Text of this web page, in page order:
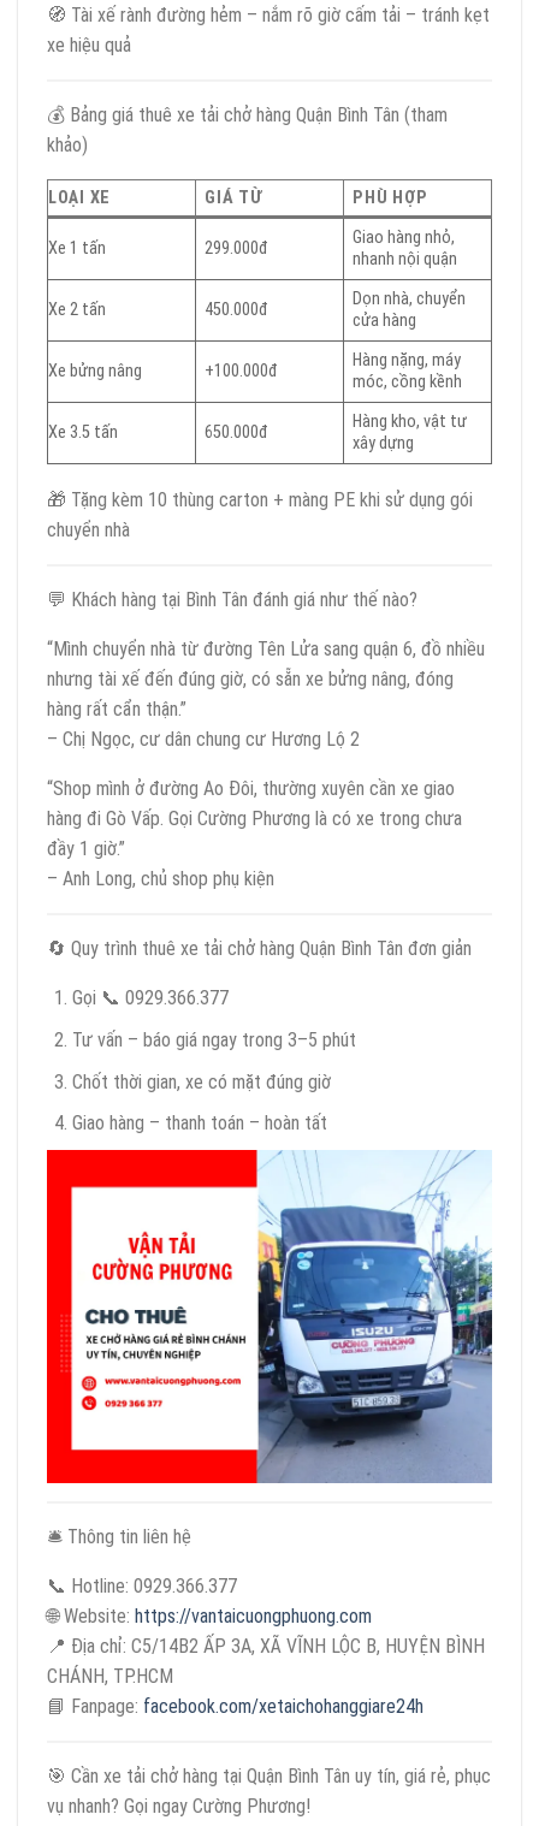
🧭 Tài xế rành đường hẻm – nắm rõ giờ cấm tải – tránh kẹt
xe hiệu quả
💰 Bảng giá thuê xe tải chở hàng Quận Bình Tân (tham
khảo)
LOẠI XE GIÁ TỪ PHÙ HỢP
Xe 1 tấn 299.000đ
Giao hàng nhỏ,
nhanh nội quận
Xe 2 tấn 450.000đ
Dọn nhà, chuyển
cửa hàng
Xe bửng nâng +100.000đ
Hàng nặng, máy
móc, cồng kềnh
Xe 3.5 tấn 650.000đ
Hàng kho, vật tư
xây dựng
🎁 Tặng kèm 10 thùng carton + màng PE khi sử dụng gói
chuyển nhà
💬 Khách hàng tại Bình Tân đánh giá như thế nào?
“Mình chuyển nhà từ đường Tên Lửa sang quận 6, đồ nhiều
nhưng tài xế đến đúng giờ, có sẵn xe bửng nâng, đóng
hàng rất cẩn thận.”
– Chị Ngọc, cư dân chung cư Hương Lộ 2
“Shop mình ở đường Ao Đôi, thường xuyên cần xe giao
hàng đi Gò Vấp. Gọi Cường Phương là có xe trong chưa
đầy 1 giờ.”
– Anh Long, chủ shop phụ kiện
🔄 Quy trình thuê xe tải chở hàng Quận Bình Tân đơn giản
Gọi 📞 0929.366.377
Tư vấn – báo giá ngay trong 3–5 phút
Chốt thời gian, xe có mặt đúng giờ
Giao hàng – thanh toán – hoàn tất
🛎 Thông tin liên hệ
📞 Hotline: 0929.366.377
🌐 Website: https://vantaicuongphuong.com
📍 Địa chỉ: C5/14B2 ẤP 3A, XÃ VĨNH LỘC B, HUYỆN BÌNH
CHÁNH, TP.HCM
📘 Fanpage: facebook.com/xetaichohanggiare24h
🎯 Cần xe tải chở hàng tại Quận Bình Tân uy tín, giá rẻ, phục
vụ nhanh? Gọi ngay Cường Phương!